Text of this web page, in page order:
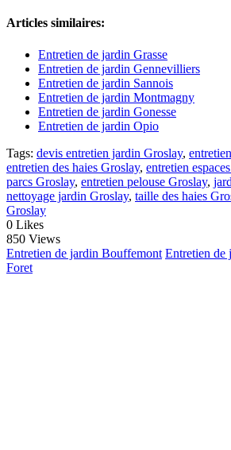
Articles similaires:
Entretien de jardin Grasse
Entretien de jardin Gennevilliers
Entretien de jardin Sannois
Entretien de jardin Montmagny
Entretien de jardin Gonesse
Entretien de jardin Opio
Tags: devis entretien jardin Groslay,
entretien des haies Groslay, entretien
parcs Groslay, entretien pelouse Groslay,
nettoyage jardin Groslay, taille des haies
Groslay
0 Likes
850 Views
Entretien de jardin Bouffemont Entretien de
Foret